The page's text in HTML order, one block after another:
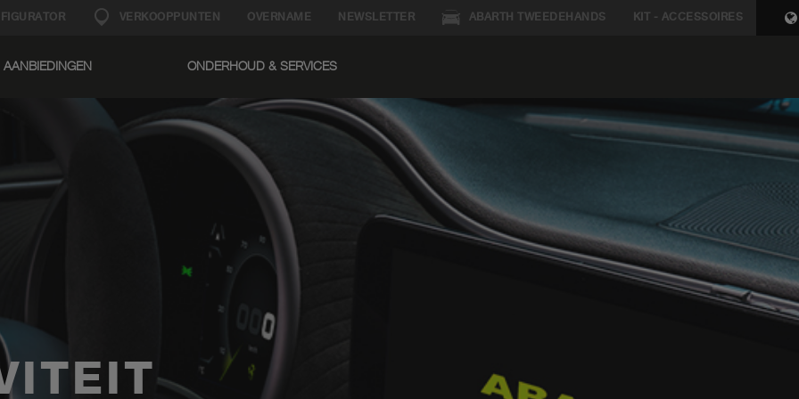
VERKOOPPUNTEN OVERNAME NEWSLETTER ABARTH TWEEDEHANDS KIT - ACCESSOIRES
AANBIEDINGEN ONDERHOUD & SERVICES​